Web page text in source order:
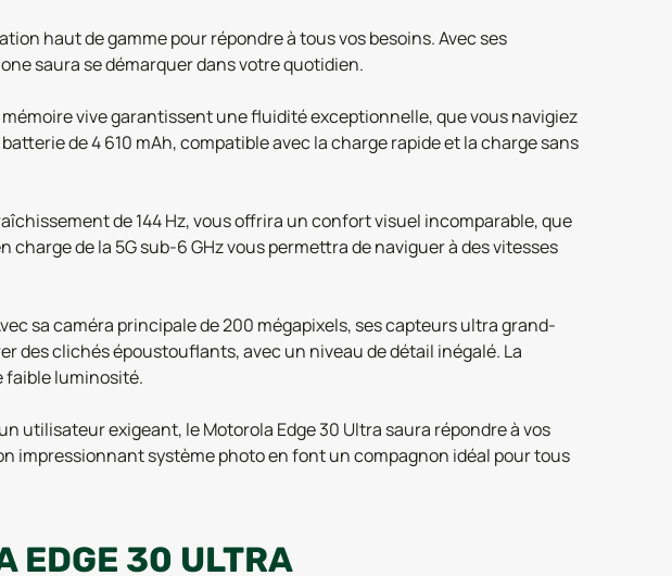
haut de gamme pour répondre à tous vos besoins. Avec ses
saura se démarquer dans votre quotidien.
vive garantissent une fluidité exceptionnelle, que vous navigiez
de 4 610 mAh, compatible avec la charge rapide et la charge sans
de 144 Hz, vous offrira un confort visuel incomparable, que
de la 5G sub-6 GHz vous permettra de naviguer à des vitesses
sa caméra principale de 200 mégapixels, ses capteurs ultra grand-
des clichés époustouflants, avec un niveau de détail inégalé. La
faible luminosité.
utilisateur exigeant, le Motorola Edge 30 Ultra saura répondre à vos
impressionnant système photo en font un compagnon idéal pour tous
EDGE 30 ULTRA